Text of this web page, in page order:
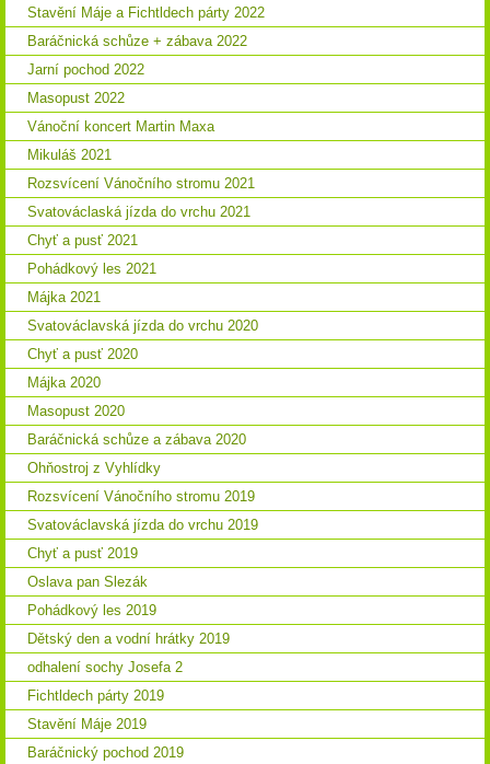
Stavění Máje a Fichtldech párty 2022
Baráčnická schůze + zábava 2022
Jarní pochod 2022
Masopust 2022
Vánoční koncert Martin Maxa
Mikuláš 2021
Rozsvícení Vánočního stromu 2021
Svatováclaská jízda do vrchu 2021
Chyť a pusť 2021
Pohádkový les 2021
Májka 2021
Svatováclavská jízda do vrchu 2020
Chyť a pusť 2020
Májka 2020
Masopust 2020
Baráčnická schůze a zábava 2020
Ohňostroj z Vyhlídky
Rozsvícení Vánočního stromu 2019
Svatováclavská jízda do vrchu 2019
Chyť a pusť 2019
Oslava pan Slezák
Pohádkový les 2019
Dětský den a vodní hrátky 2019
odhalení sochy Josefa 2
Fichtldech párty 2019
Stavění Máje 2019
Baráčnický pochod 2019